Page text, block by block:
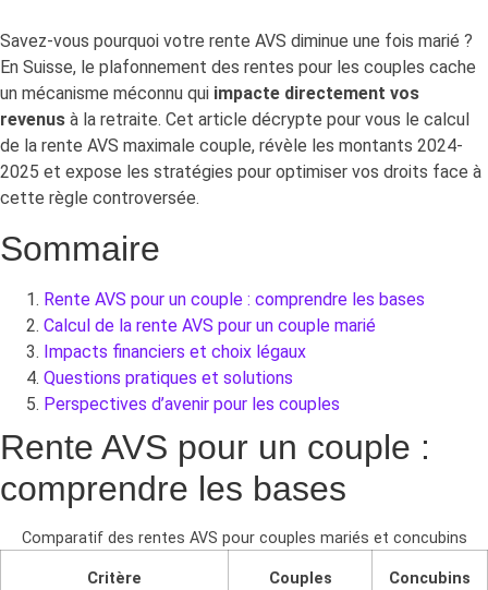
Savez-vous pourquoi votre rente AVS diminue une fois marié ?
En Suisse, le plafonnement des rentes pour les couples cache
un mécanisme méconnu qui impacte directement vos
revenus à la retraite. Cet article décrypte pour vous le calcul
de la rente AVS maximale couple, révèle les montants 2024-
2025 et expose les stratégies pour optimiser vos droits face à
cette règle controversée.
Sommaire
Rente AVS pour un couple : comprendre les bases
Calcul de la rente AVS pour un couple marié
Impacts financiers et choix légaux
Questions pratiques et solutions
Perspectives d’avenir pour les couples
Rente AVS pour un couple :
comprendre les bases
Comparatif des rentes AVS pour couples mariés et concubins
Critère
Couples
Concubins